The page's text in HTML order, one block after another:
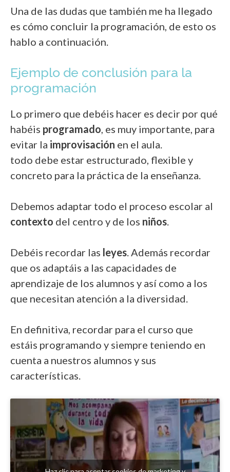
Una de las dudas que también me ha llegado
es cómo concluir la programación, de esto os
hablo a continuación.
Ejemplo de conclusión para la
programación
Lo primero que debéis hacer es decir por qué
habéis programado, es muy importante, para
evitar la improvisación en el aula.
todo debe estar estructurado, flexible y
concreto para la práctica de la enseñanza.
Debemos adaptar todo el proceso escolar al
contexto del centro y de los niños.
Debéis recordar las leyes. Además recordar
que os adaptáis a las capacidades de
aprendizaje de los alumnos y así como a los
que necesitan atención a la diversidad.
En definitiva, recordar para el curso que
estáis programando y siempre teniendo en
cuenta a nuestros alumnos y sus
características.